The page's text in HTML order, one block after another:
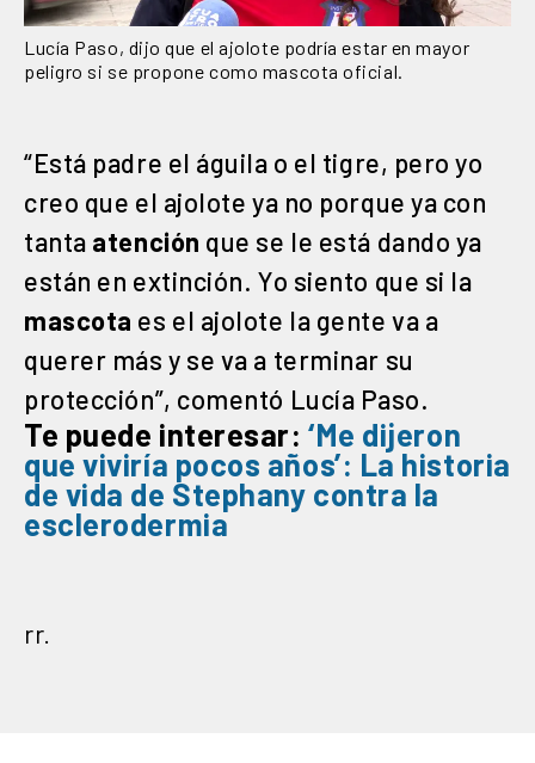
Lucía Paso, dijo que el ajolote podría estar en mayor
peligro si se propone como mascota oficial.
“Está padre el águila o el tigre, pero yo
creo que el ajolote ya no porque ya con
tanta atención que se le está dando ya
están en extinción. Yo siento que si la
mascota es el ajolote la gente va a
querer más y se va a terminar su
protección”, comentó Lucía Paso.
Te puede interesar:‘Me dijeron
que viviría pocos años’: La historia
de vida de Stephany contra la
esclerodermia
rr.